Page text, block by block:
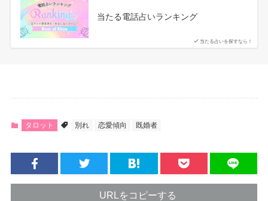
当たる占いを探すなら！
当たる電話占いランキング
タロット 別れ 恋愛傾向 既婚者
URLをコピーする